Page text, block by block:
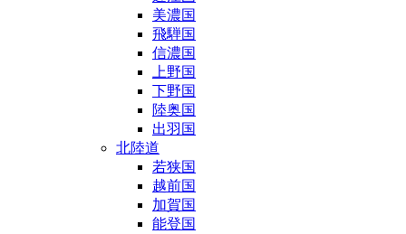
美濃国
飛騨国
信濃国
上野国
下野国
陸奥国
出羽国
北陸道
若狭国
越前国
加賀国
能登国